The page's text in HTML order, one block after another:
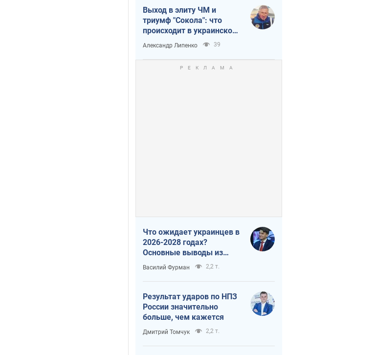
Выход в элиту ЧМ и
триумф "Сокола": что
происходит в украинском
хоккее
Александр Липенко 39
Что ожидает украинцев в
2026-2028 годах?
Основные выводы из
новых прогнозов от НБУ
Василий Фурман 2,2 т.
Результат ударов по НПЗ
России значительно
больше, чем кажется
Дмитрий Томчук 2,2 т.